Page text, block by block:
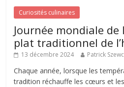
Curiosités culinaires
Journée mondiale
plat traditionnel de
13 décembre 2024 Patrick
Chaque année, lorsque les
tradition réchauffe les cœurs et